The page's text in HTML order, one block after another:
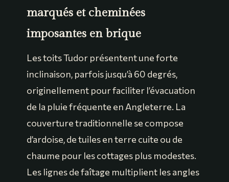
marqués et cheminées
imposantes en brique
Les toits Tudor présentent une forte
inclinaison, parfois jusqu’à 60 degrés,
originellement pour faciliter l’évacuation
de la pluie fréquente en Angleterre. La
couverture traditionnelle se compose
d’ardoise, de tuiles en terre cuite ou de
chaume pour les cottages plus modestes.
Les lignes de faîtage multiplient les angles